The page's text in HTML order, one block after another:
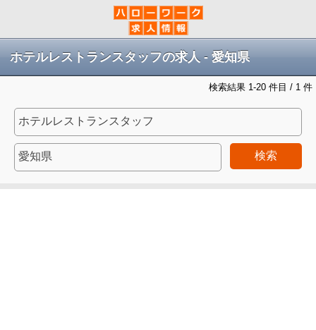
ホテルレストランスタッフの求人 - 愛知県
検索結果 1-20 件目 / 1 件
検索